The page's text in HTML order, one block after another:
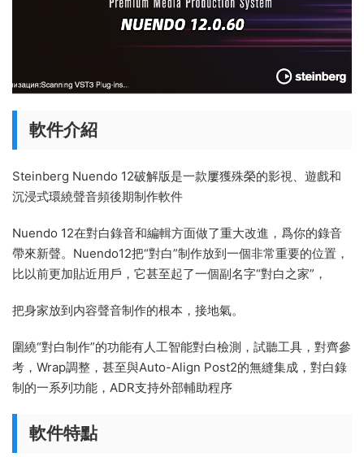
軟件介紹
Steinberg Nuendo 12破解版是一款屢獲殊榮的影視、遊戲和
沉浸式環繞聲音頻後期制作軟件
Nuendo 12在對白錄音和編輯方面做了重大改進，爲你的錄音
帶來新聲。Nuendo12把“對白”制作放到一個非常重要的位置，
比以前更加貼近用戶，它甚至起了一個副名字“對白之家”，
把身家放到内容聲音制作的根本，接地氣。
圍繞“對白制作”的功能有人工智能對白檢測，試聽工具，對齊參
考，Wrap調整，甚至與Auto-Align Post2的無縫集成，對白錄
制的一系列功能，ADR支持外部輔助程序
軟件特點